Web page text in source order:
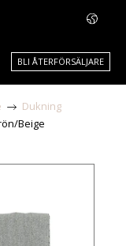
BLI ÅTERFÖRSÄLJARE
Dukning
Beige